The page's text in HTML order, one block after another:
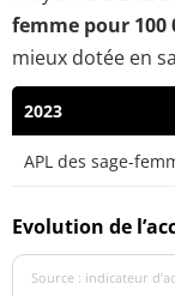
femme pour
mieux dotée en
2023
APL des sage-
Evolution de
Source : indicateur